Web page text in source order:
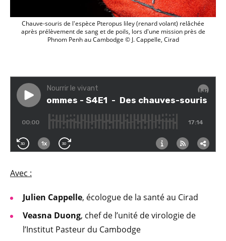
Chauve-souris de l'espèce Pteropus liley (renard volant) relâchée
après prélèvement de sang et de poils, lors d'une mission près de
Phnom Penh au Cambodge © J. Cappelle, Cirad
Avec :
Julien Cappelle, écologue de la santé au Cirad
Veasna Duong, chef de l’unité de virologie de
l’Institut Pasteur du Cambodge